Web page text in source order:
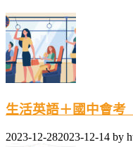
生活英語＋國中會考
2023-12-282023-12-14 by